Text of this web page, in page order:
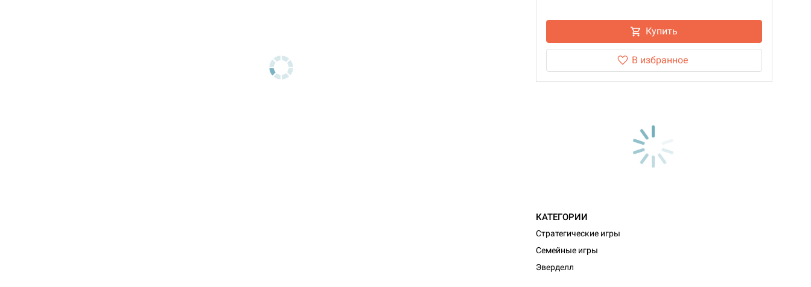
Купить
В избранное
КАТЕГОРИИ
Стратегические игры
Семейные игры
Эверделл